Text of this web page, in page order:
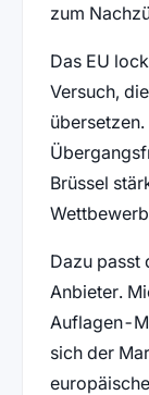
zum
Das EU
Versuch,
Brüssel
Dazu passt
Anbieter.
Auflagen-
sich der